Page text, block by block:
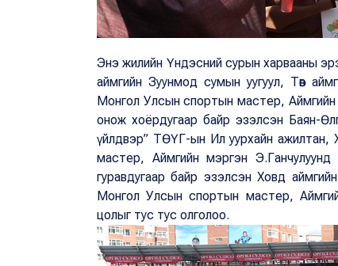
Энэ жилийн Үндэсний сурын харвааны
аймгийн Зуунмод сумын уугуул, Төв
Монгол Улсын спортын мастер,
онож хоёрдугаар байр эзэлсэн Баян-
үйлдвэр” ТӨҮГ-ын Ил уурхайн ажилтан,
мастер, Аймгийн мэргэн
гуравдугаар байр эзэлсэн Ховд
Монгол Улсын спортын мастер,
цолыг тус тус олголоо.